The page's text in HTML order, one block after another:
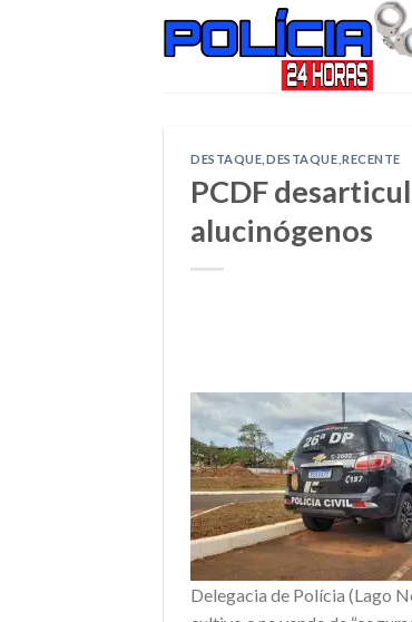
DESTAQUE ,DESTAQUE ,RECENTE
PCDF
alucinógenos
Delegacia de Polícia (Lago